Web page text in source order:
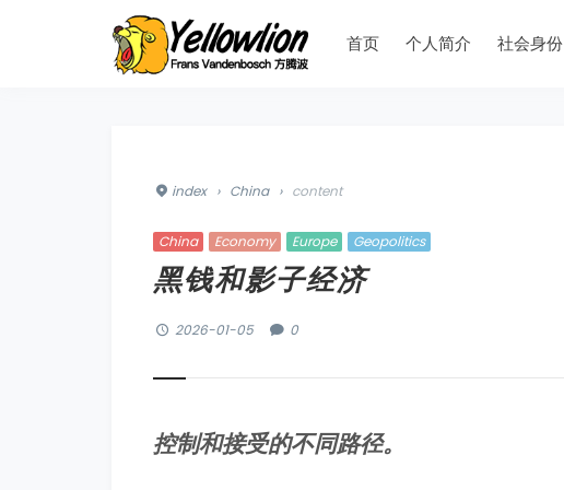
首页 个人简介 社会身份
index › China › content
China Economy Europe Geopolitics
黑钱和影子经济
2026-01-05 0
控制和接受的不同路径。